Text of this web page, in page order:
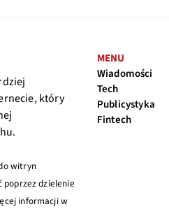
który
witryn
poprzez dzielenie
informacji w
MENU
Wiadomości
Tech
Publicystyka
Fintech